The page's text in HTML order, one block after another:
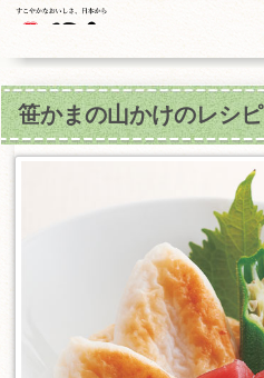
笹かまの山かけのレシピ